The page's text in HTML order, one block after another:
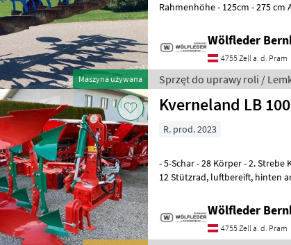
Maszyna używana
Rahmenhöhe - 125cm - 275
Wölfleder
4755 Zell a. d. Pram
Sprzęt do uprawy roli /
Kverneland LB
R. prod. 2023
- 5-Schar - 28 Körper - 2. Strebe
12 Stützrad, luftbereift, hinten angebaut - 5 Paar Maiseinleger - 1 Paar
Wölfleder
4755 Zell a. d. Pram